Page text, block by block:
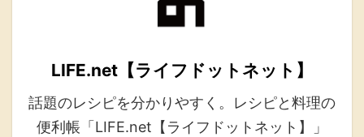
LIFE.net【ライフドットネット】
話題のレシピを分かりやすく。レシピと料理の
便利帳「LIFE.net【ライフドットネット】」